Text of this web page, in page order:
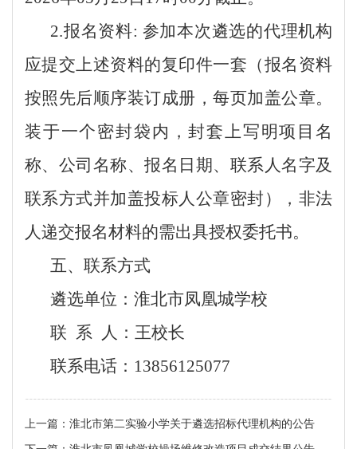
2.报名资料: 参加本次遴选的代理机构
应提交上述资料的复印件一套（报名资料
按照先后顺序装订成册，每页加盖公章。
装于一个密封袋内，封套上写明项目名
称、公司名称、报名日期、联系人名字及
联系方式并加盖投标人公章密封），非法
人递交报名材料的需出具授权委托书。
五、联系方式
遴选单位：淮北市凤凰城学校
联 系 人：王校长
联系电话： 13856125077
上一篇： 淮北市第二实验小学关于遴选招标代理机构的公告